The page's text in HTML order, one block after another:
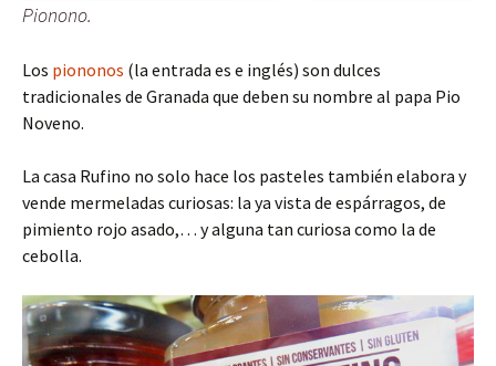
Pionono.
Los piononos (la entrada es e inglés) son dulces
tradicionales de Granada que deben su nombre al papa Pio
Noveno.
La casa Rufino no solo hace los pasteles también elabora y
vende mermeladas curiosas: la ya vista de espárragos, de
pimiento rojo asado,… y alguna tan curiosa como la de
cebolla.